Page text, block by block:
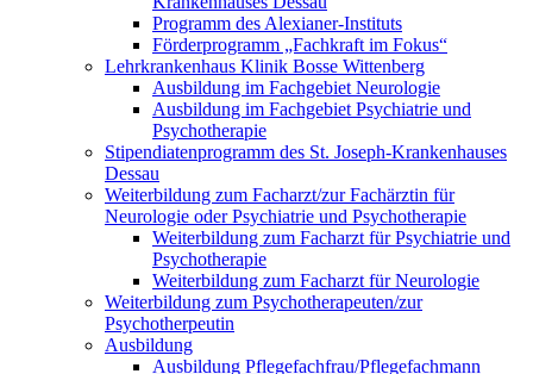
Programm des Alexianer-Instituts
Förderprogramm „Fachkraft im Fokus“
Lehrkrankenhaus Klinik Bosse Wittenberg
Ausbildung im Fachgebiet Neurologie
Ausbildung im Fachgebiet Psychiatrie und
Psychotherapie
Stipendiatenprogramm des St. Joseph-Krankenhauses
Dessau
Weiterbildung zum Facharzt/zur Fachärztin für
Neurologie oder Psychiatrie und Psychotherapie
Weiterbildung zum Facharzt für Psychiatrie und
Psychotherapie
Weiterbildung zum Facharzt für Neurologie
Weiterbildung zum Psychotherapeuten/zur
Psychotherpeutin
Ausbildung
Ausbildung Pflegefachfrau/Pflegefachmann